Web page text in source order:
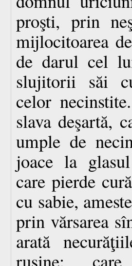
proşti, prin
mijlocitoarea
de darul cel
slujitorii săi
celor
slava deşartă,
umple de
joace la
care pierde
cu sabie,
prin vărsarea
arată
ruşine;